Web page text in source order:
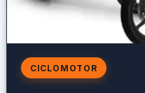
CICLOMOTOR